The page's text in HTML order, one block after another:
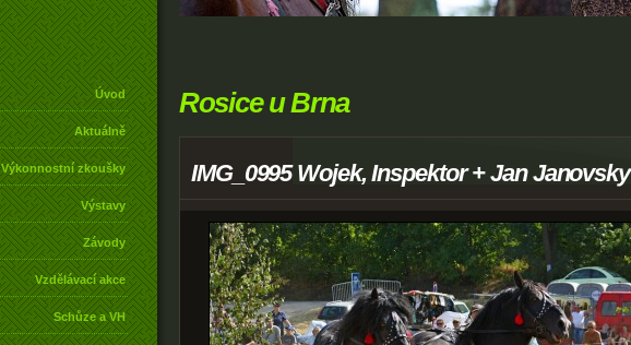
Úvod
Aktuálně
Výkonnostní zkoušky
Výstavy
Závody
Vzdělávací akce
Schůze a VH
Rosice u Brna
IMG_0995 Wojek, Inspektor + Jan Janovsky